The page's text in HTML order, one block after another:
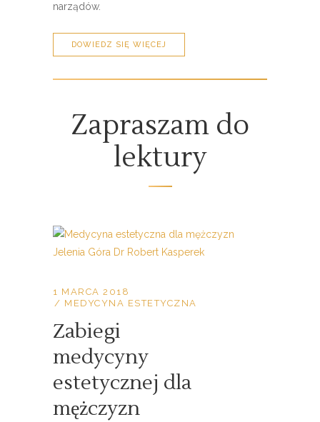
narządów.
DOWIEDZ SIĘ WIĘCEJ
Zapraszam do
lektury
1 MARCA 2018
MEDYCYNA ESTETYCZNA
Zabiegi
medycyny
estetycznej dla
mężczyzn